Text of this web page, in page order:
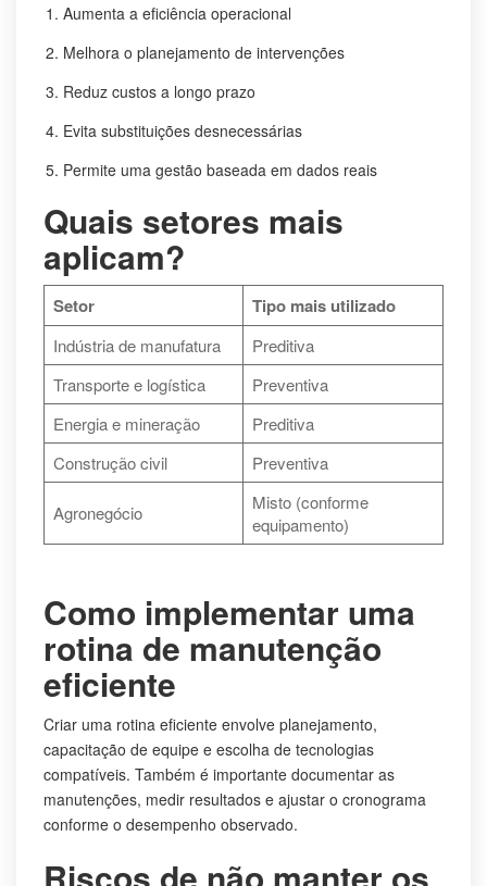
Aumenta a eficiência operacional
Melhora o planejamento de intervenções
Reduz custos a longo prazo
Evita substituições desnecessárias
Permite uma gestão baseada em dados reais
Quais setores mais
aplicam?
Setor Tipo mais utilizado
Indústria de manufatura
Preditiva
Transporte e logística
Preventiva
Energia e mineração
Preditiva
Construção civil
Preventiva
Agronegócio
Misto (conforme
equipamento)
Como implementar uma
rotina de manutenção
eficiente
Criar uma rotina eficiente envolve planejamento,
capacitação de equipe e escolha de tecnologias
compatíveis. Também é importante documentar as
manutenções, medir resultados e ajustar o cronograma
conforme o desempenho observado.
Riscos de não manter os